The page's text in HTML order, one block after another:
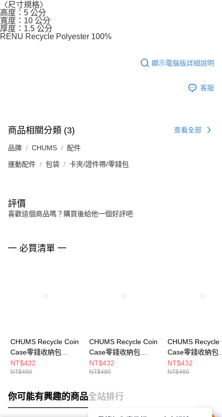
〈尺寸規格〉
高度：5 公分
寬度：10 公分
厚度：1.5 公分
RENU Recycle Polyester 100%
顯示電腦版詳細說明
客服
商品相關分類 (3) 查看全部
品牌 CHUMS 配件
運動配件 包袋 卡夾/證件帶/零錢包
評價
喜歡這個商品嗎？購買後給他一個好評吧
一 必買清單 一
CHUMS Recycle Coin
Case零錢收納包
CH603572R018
NT$432
NT$480
CHUMS Recycle Coin
Case零錢收納包
CH603572Z350
NT$432
NT$480
CHUMS Recycle
Case零錢收納包
CH603572Z352
NT$432
NT$480
你可能有興趣的商品全站排行